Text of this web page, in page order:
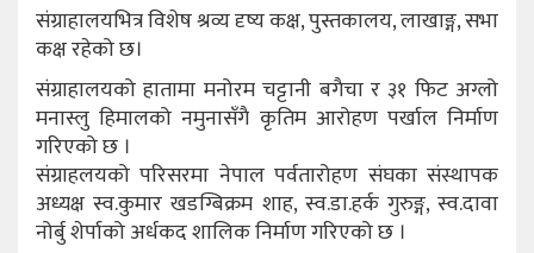
संग्राहालयभित्र विशेष श्रव्य दृष्य कक्ष, पुस्तकालय, लाखाङ्ग, सभा
कक्ष रहेको छ।
संग्राहालयको हातामा मनोरम चट्टानी बगैचा र ३१ फिट अग्लो
मनास्लु हिमालको नमुनासँगै कृतिम आरोहण पर्खाल निर्माण
गरिएको छ ।
संग्राहलयको परिसरमा नेपाल पर्वतारोहण संघका संस्थापक
अध्यक्ष स्व.कुमार खडग्बिक्रम शाह, स्व.डा.हर्क गुरुङ्ग, स्व.दावा
नोर्बु शेर्पाको अर्धकद शालिक निर्माण गरिएको छ ।